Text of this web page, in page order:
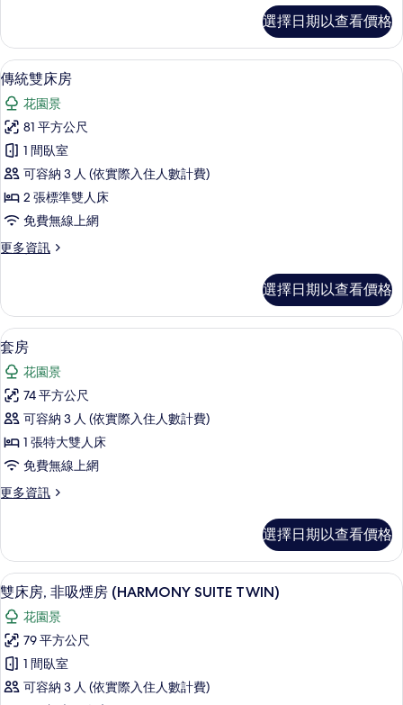
片
套
房
的
詳
情
選擇日期以查看價格
顯
示
傳
統
雙
床
房
的
所
相
片
羽絨被、舒適加層、迷你吧、客房內保
16
傳統雙床房
花園景
81 平方公尺
1 間臥室
可容納 3 人 (依實際入住人數計費)
2 張標準雙人床
免費無線上網
更多資訊
更
雙
床
房
詳
情
選擇日期以查看價格
顯
示
套
房
的
所
有
相
羽絨被、舒適加層、迷你吧、客房內保
16
套房
花園景
74 平方公尺
可容納 3 人 (依實際入住人數計費)
1 張特大雙人床
免費無線上網
更多資訊
更
的
詳
情
選擇日期以查看價格
顯
示
雙
床
房,
非
羽絨被、舒適加層、迷你吧、客房內保
20
雙床房, 非吸煙房 (HARMONY SUITE TWIN)
花園景
79 平方公尺
1 間臥室
可容納 3 人 (依實際入住人數計費)